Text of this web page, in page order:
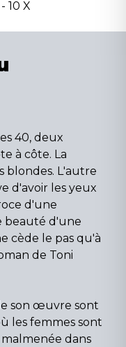
40, deux
à côte. La
blondes. L'autre
d'avoir les yeux
d'une
beauté d'une
cède le pas qu'à
de Toni
son œuvre sont
les femmes sont
dans